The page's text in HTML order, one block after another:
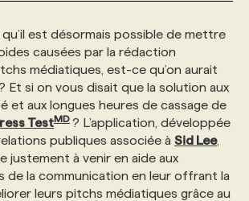
DISTINCTIONS
AVEC NOUS
PERSONNALISÉES
CHOISIR NOS FORMATIONS
est désormais possible de mettre
causées par la rédaction
médiatiques, est-ce qu’on aurait
si on vous disait que la solution aux
et aux longues heures de cassage de
TestMD ? L’application, développée
publiques associée à Sid Lee,
justement à venir en aide aux
de la communication en leur offrant la
leurs pitchs médiatiques grâce au